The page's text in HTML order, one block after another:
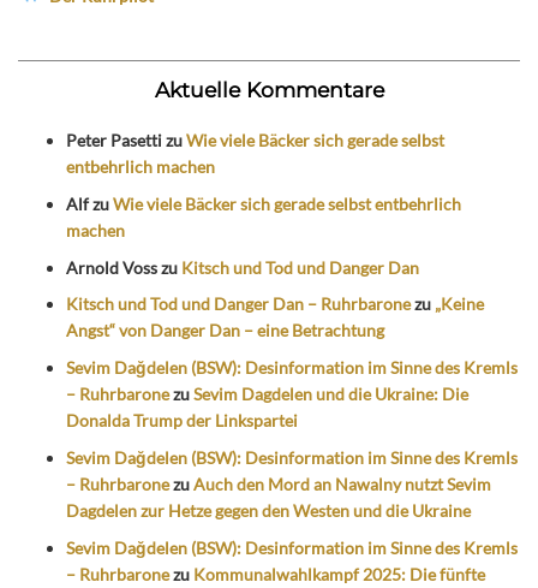
Aktuelle Kommentare
Peter PasettizuWie viele Bäcker sich gerade selbst
entbehrlich machen
AlfzuWie viele Bäcker sich gerade selbst entbehrlich
machen
Arnold Vosszu Kitsch und Tod und Danger Dan
Kitsch und Tod und Danger Dan – Ruhrbaronezu „Keine
Angst“ von Danger Dan – eine Betrachtung
Sevim Dağdelen (BSW): Desinformation im Sinne des Kremls
– RuhrbaronezuSevim Dagdelen und die Ukraine: Die
Donalda Trump der Linkspartei
Sevim Dağdelen (BSW): Desinformation im Sinne des Kremls
– RuhrbaronezuAuch den Mord an Nawalny nutzt Sevim
Dagdelen zur Hetze gegen den Westen und die Ukraine
Sevim Dağdelen (BSW): Desinformation im Sinne des Kremls
– Ruhrbaronezu Kommunalwahlkampf 2025: Die fünfte